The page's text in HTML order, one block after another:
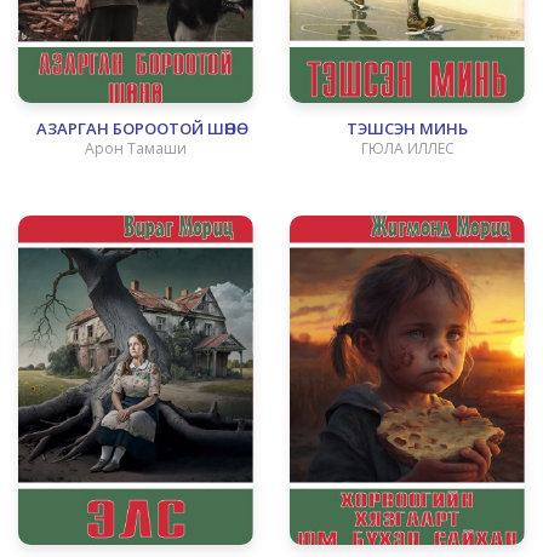
АЗАРГАН БОРООТОЙ ШӨНӨ
Арон Тамаши
ТЭШСЭН МИНЬ
ГЮЛА ИЛЛЕС